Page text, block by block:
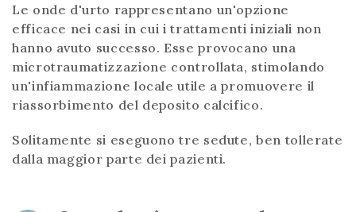
Le onde d'urto rappresentano un'opzione
efficace nei casi in cui i trattamenti iniziali non
hanno avuto successo. Esse provocano una
microtraumatizzazione controllata, stimolando
un'infiammazione locale utile a promuovere il
riassorbimento del deposito calcifico.
Solitamente si eseguono tre sedute, ben tollerate
dalla maggior parte dei pazienti.